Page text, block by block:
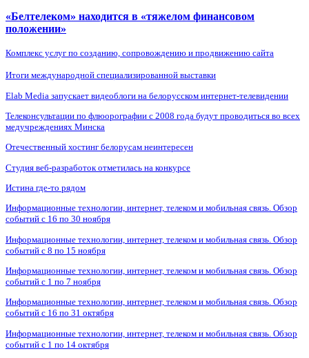
«Белтелеком» находится в «тяжелом финансовом
положении»
Комплекс услуг по созданию, сопровождению и продвижению сайта
Итоги международной специализированной выставки
Elab Media запускает видеоблоги на белорусском интернет-телевидении
Телеконсультации по флюорографии с 2008 года будут проводиться во всех
медучреждениях Минска
Отечественный хостинг белорусам неинтересен
Студия веб-разработок отметилась на конкурсе
Истина где-то рядом
Информационные технологии, интернет, телеком и мобильная связь. Обзор
событий с 16 по 30 ноября
Информационные технологии, интернет, телеком и мобильная связь. Обзор
событий с 8 по 15 ноября
Информационные технологии, интернет, телеком и мобильная связь. Обзор
событий с 1 по 7 ноября
Информационные технологии, интернет, телеком и мобильная связь. Обзор
событий с 16 по 31 октября
Информационные технологии, интернет, телеком и мобильная связь. Обзор
событий с 1 по 14 октября